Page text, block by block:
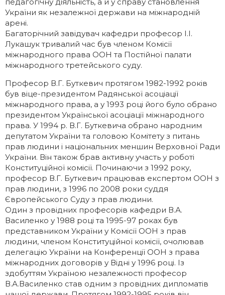
України як незалежної держави на міжнародній
арені.
Багаторічний завідувач кафедри професор І.І.
Лукашук тривалий час був членом Комісії
міжнародного права ООН та Постійної палати
міжнародного третейського суду.
Професор В.Г. Буткевич протягом 1982-1992 років
був віце-президентом Радянської асоціації
міжнародного права, а у 1993 році його було обрано
президентом Української асоціації міжнародного
права. У 1994 р. В.Г. Буткевича обрано народним
депутатом України та головою Комітету з питань
прав людини і національних меншин Верховної Ради
України. Він також брав активну участь у роботі
Конституційної комісії. Починаючи з 1992 року,
професор В.Г. Буткевич працював експертом ООН з
прав людини, з 1996 по 2008 роки суддя
Європейського Суду з прав людини.
Один з провідних професорів кафедри В.А.
Василенко у 1988 році та 1995-97 роках був
представником України у Комісії ООН з прав
людини, членом Конституційної комісії, очолював
делегацію України на Конференції ООН з права
міжнародних договорів у Відні у 1996 році. Із
здобуттям Україною незалежності професор
В.А.Василенко став одним з провідних дипломатів